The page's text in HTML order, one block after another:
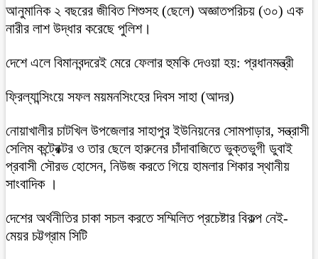
আনুমানিক ২ বছরের জীবিত শিশুসহ (ছেলে) অজ্ঞাতপরিচয় (৩০) এক
নারীর লাশ উদ্ধার করেছে পুলিশ।
দেশে এলে বিমানবন্দরেই মেরে ফেলার হুমকি দেওয়া হয়: প্রধানমন্ত্রী
ফ্রিল্যান্সিংয়ে সফল ময়মনসিংহের দিবস সাহা (আদর)
নোয়াখালীর চাটখিল উপজেলার সাহাপুর ইউনিয়নের সোমপাড়ার, সন্ত্রাসী
সেলিম কন্ট্রেক্টর ও তার ছেলে হারুনের চাঁদাবাজিতে ভুক্তভুগী ডুবাই
প্রবাসী সৌরভ হোসেন, নিউজ করতে গিয়ে হামলার শিকার স্থানীয়
সাংবাদিক ।
দেশের অর্থনীতির চাকা সচল করতে সম্মিলিত প্রচেষ্টার বিকল্প নেই-
মেয়র চট্টগ্রাম সিটি